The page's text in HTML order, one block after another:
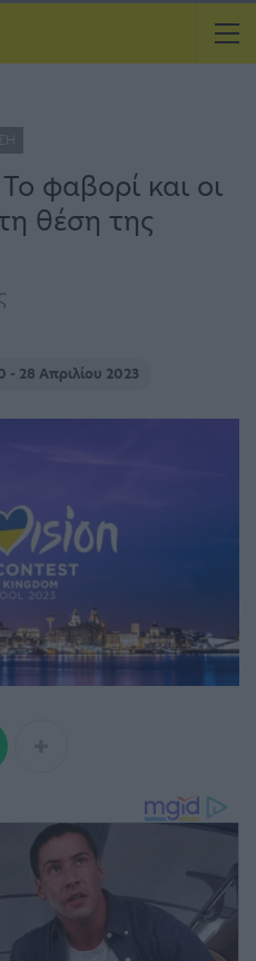
φαβορί και οι
θέση της
- 28 Απριλίου 2023